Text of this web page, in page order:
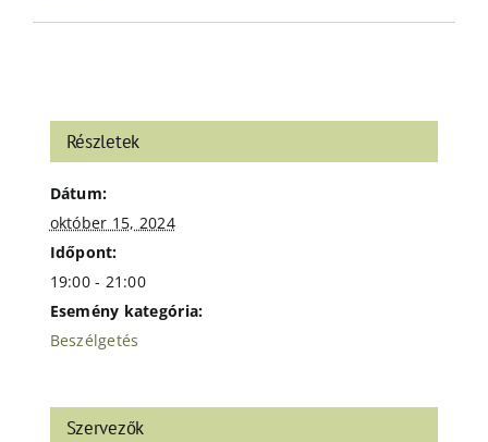
Részletek
Dátum:
október 15, 2024
Időpont:
19:00 - 21:00
Esemény kategória:
Beszélgetés
Szervezők